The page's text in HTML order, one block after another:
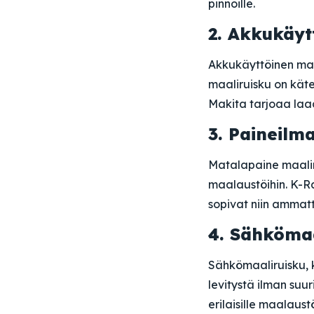
pinnoille.
2.
Akkukäyttöinen
maaliruisku on
Makita tarjoaa
3.
Matalapaine
maalaustöihin. K-
sopivat niin
4.
levitystä ilman
erilaisille